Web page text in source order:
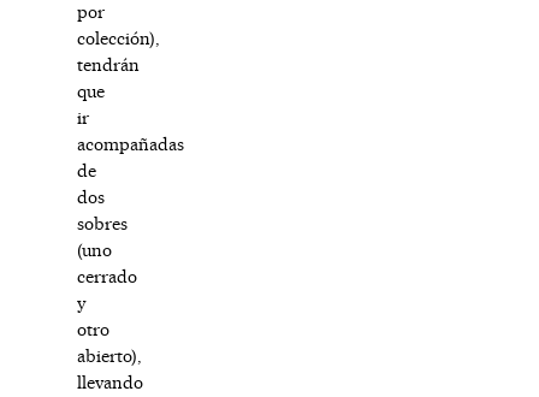
por
colección),
tendrán
que
ir
acompañadas
de
dos
sobres
(uno
cerrado
y
otro
abierto),
llevando